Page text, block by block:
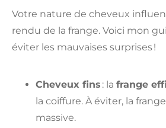
Votre nature de cheveux
rendu de la frange. Voici mon
éviter les mauvaises surprises !
Cheveux fins : la frange
la coiffure. À éviter, la
massive.